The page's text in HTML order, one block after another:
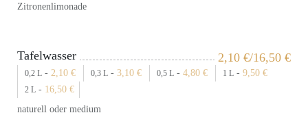
Zitronenlimonade
2,10 €/16,50 €
Tafelwasser
0,2 L - 2,10 € 0,3 L - 3,10 € 0,5 L - 4,80 € 1 L - 9,50 €
2 L - 16,50 €
naturell oder medium